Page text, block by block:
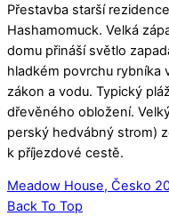
Přestavba starší
Hashamomuck. Velká
domu přináší světlo
hladkém povrchu rybníka
zákon a vodu. Typický
dřevěného obložení.
perský hedvábný strom)
k příjezdové cestě.
Meadow House, Česko
Back To Top